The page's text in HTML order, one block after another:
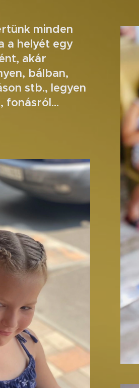
minden
a helyét egy
akár
bálban,
stb., legyen
fonásról...